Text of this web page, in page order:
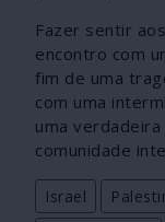
Fazer sentir
encontro com
fim de uma
com uma
uma
comunidade
Israel